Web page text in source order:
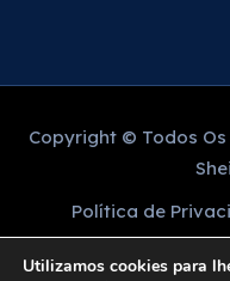
Copyright © Todos
Política de
Utilizamos cookies para